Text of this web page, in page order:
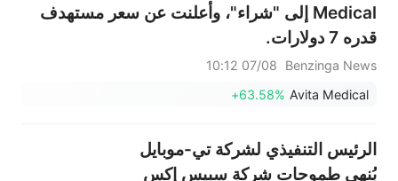
Medical إلى "شراء"، وأعلنت عن سعر مستهدف
قدره 7 دولارات.
Benzinga News
07/08 10:12
Avita Medical
+63.58%
الرئيس التنفيذي لشركة تي-موبايل
يُنهي طموحات شركة سبيس إكس